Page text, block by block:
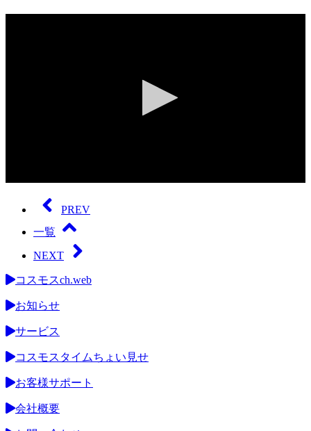
seconds
seconds
PREV
一覧
NEXT
コスモスch.web
お知らせ
サービス
コスモスタイムちょい見せ
お客様サポート
会社概要